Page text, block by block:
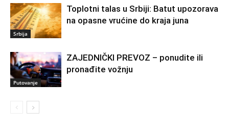
Srbija
Toplotni talas u Srbiji: Batut upozorava
na opasne vrućine do kraja juna
Putovanje
ZAJEDNIČKI PREVOZ – ponudite ili
pronađite vožnju